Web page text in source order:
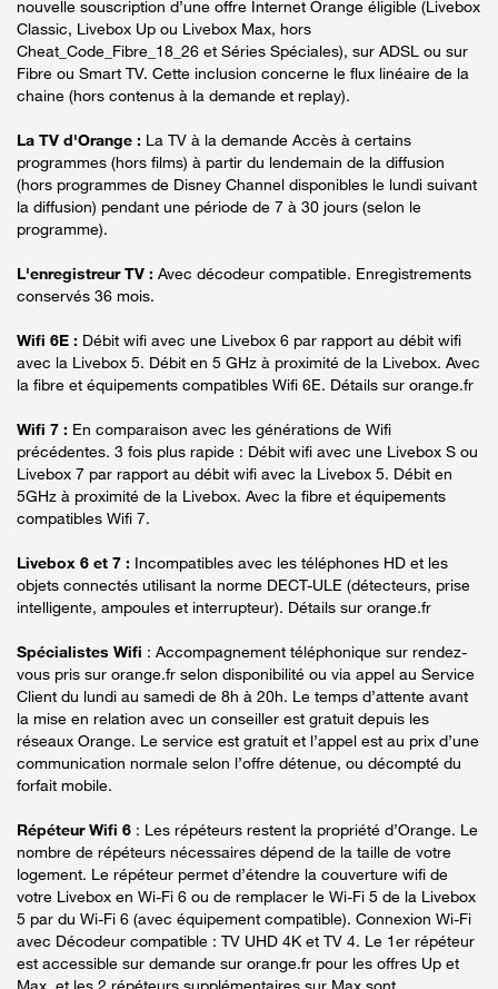
nouvelle souscription d’une offre Internet Orange éligible (Livebox
Classic, Livebox Up ou Livebox Max, hors
Cheat_Code_Fibre_18_26 et Séries Spéciales), sur ADSL ou sur
Fibre ou Smart TV. Cette inclusion concerne le flux linéaire de la
chaine (hors contenus à la demande et replay).
La TV d'Orange : La TV à la demande Accès à certains
programmes (hors films) à partir du lendemain de la diffusion
(hors programmes de Disney Channel disponibles le lundi suivant
la diffusion) pendant une période de 7 à 30 jours (selon le
programme).
L'enregistreur TV : Avec décodeur compatible. Enregistrements
conservés 36 mois.
Wifi 6E : Débit wifi avec une Livebox 6 par rapport au débit wifi
avec la Livebox 5. Débit en 5 GHz à proximité de la Livebox. Avec
la fibre et équipements compatibles Wifi 6E. Détails sur orange.fr
Wifi 7 : En comparaison avec les générations de Wifi
précédentes. 3 fois plus rapide : Débit wifi avec une Livebox S ou
Livebox 7 par rapport au débit wifi avec la Livebox 5. Débit en
5GHz à proximité de la Livebox. Avec la fibre et équipements
compatibles Wifi 7.
Livebox 6 et 7 : Incompatibles avec les téléphones HD et les
objets connectés utilisant la norme DECT-ULE (détecteurs, prise
intelligente, ampoules et interrupteur). Détails sur orange.fr
Spécialistes Wifi : Accompagnement téléphonique sur rendez-
vous pris sur orange.fr selon disponibilité ou via appel au Service
Client du lundi au samedi de 8h à 20h. Le temps d’attente avant
la mise en relation avec un conseiller est gratuit depuis les
réseaux Orange. Le service est gratuit et l’appel est au prix d’une
communication normale selon l’offre détenue, ou décompté du
forfait mobile.
Répéteur Wifi 6 : Les répéteurs restent la propriété d’Orange. Le
nombre de répéteurs nécessaires dépend de la taille de votre
logement. Le répéteur permet d’étendre la couverture wifi de
votre Livebox en Wi-Fi 6 ou de remplacer le Wi-Fi 5 de la Livebox
5 par du Wi-Fi 6 (avec équipement compatible). Connexion Wi-Fi
avec Décodeur compatible : TV UHD 4K et TV 4. Le 1er répéteur
est accessible sur demande sur orange.fr pour les offres Up et
Max, et les 2 répéteurs supplémentaires sur Max sont